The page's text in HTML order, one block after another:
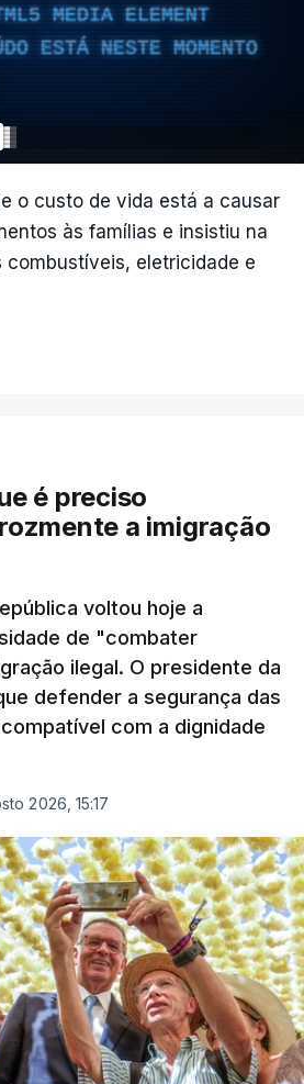
MEDIA ELEMENT
ESTÁ NESTE MOMENTO
o custo de vida está a causar
às famílias e insistiu na
combustíveis, eletricidade e
é preciso
a imigração
voltou hoje a
de "combater
ilegal. O presidente da
defender a segurança das
com a dignidade
2026, 15:17